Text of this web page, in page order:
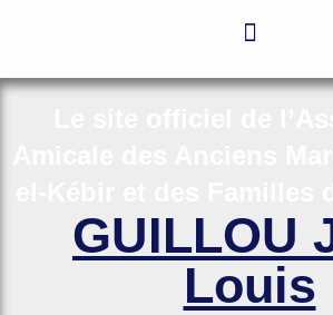
GUILLOU
Louis